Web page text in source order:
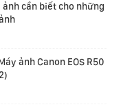
bộ vi xử lý của
mẫu chip này tại
laptop mới, Lenovo
cần biết cho những
ảnh Canon EOS R50